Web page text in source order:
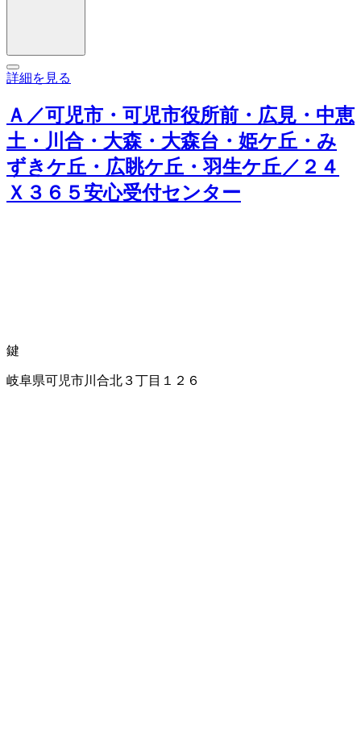
詳細を見る
Ａ／可児市・可児市役所前・広見・中恵
土・川合・大森・大森台・姫ケ丘・み
ずきケ丘・広眺ケ丘・羽生ケ丘／２４
Ｘ３６５安心受付センター
鍵
岐阜県可児市川合北３丁目１２６